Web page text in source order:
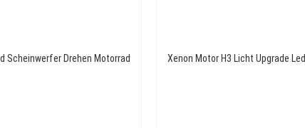
Scheinwerfer Drehen Motorrad Xenon Motor H3 Licht Upgrade